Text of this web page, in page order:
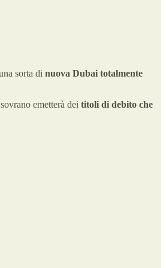
sorta di nuova Dubai totalmente
emetterà dei titoli di debito che